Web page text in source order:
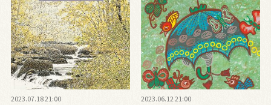
2023.07.18 21:00 2023.06.12 21:00